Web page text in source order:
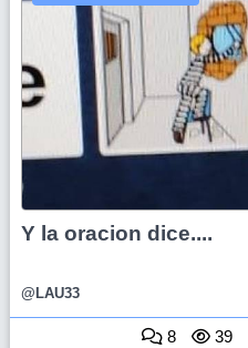
Y la oracion dice....
@LAU33
8 39